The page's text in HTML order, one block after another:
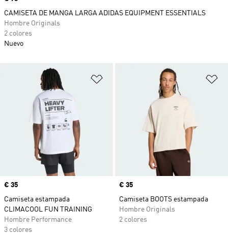
Añadir a la lista de deseos
Precio
€ 35
Camiseta estampada
CLIMACOOL FUN TRAINING
Hombre Performance
3 colores
Precio
€ 35
Camiseta BOOTS estampada
Hombre Originals
2 colores
CAMISETA DE MANGA LARGA ADIDAS EQUIPMENT ESSENTIALS
Hombre Originals
2 colores
Nuevo